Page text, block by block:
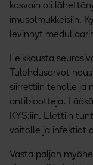
kasvain oli
imusolmukkeisiin.
levinnyt
Leikkausta
Tulehdusarvot
siirrettiin teholle ja
antibiootteja.
KYS:iin. Elettiin
voitolle ja infektiot
Vasta paljon